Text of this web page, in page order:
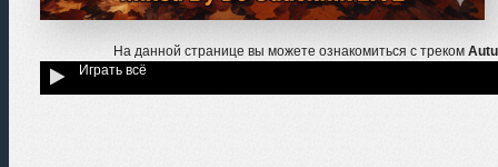
На данной странице вы можете ознакомиться с треком
Играть всё